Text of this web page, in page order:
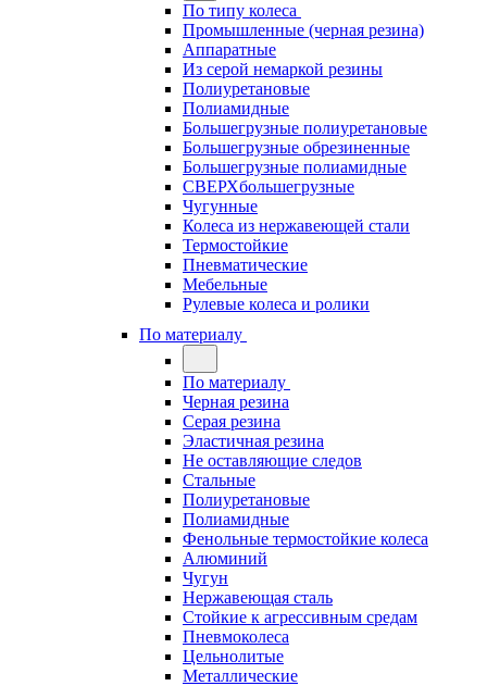
По типу колеса
Промышленные (черная резина)
Аппаратные
Из серой немаркой резины
Полиуретановые
Полиамидные
Большегрузные полиуретановые
Большегрузные обрезиненные
Большегрузные полиамидные
СВЕРХбольшегрузные
Чугунные
Колеса из нержавеющей стали
Термостойкие
Пневматические
Мебельные
Рулевые колеса и ролики
По материалу
По материалу
Черная резина
Серая резина
Эластичная резина
Не оставляющие следов
Стальные
Полиуретановые
Полиамидные
Фенольные термостойкие колеса
Алюминий
Чугун
Нержавеющая сталь
Стойкие к агрессивным средам
Пневмоколеса
Цельнолитые
Металлические